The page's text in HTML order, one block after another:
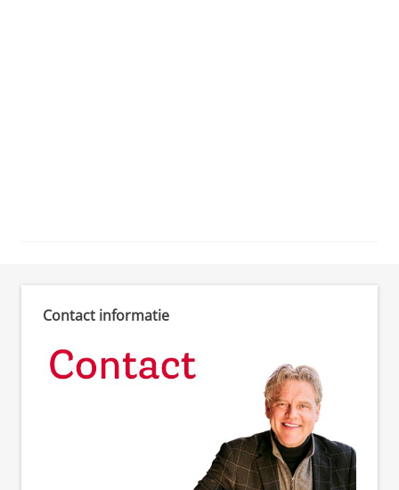
Contact informatie